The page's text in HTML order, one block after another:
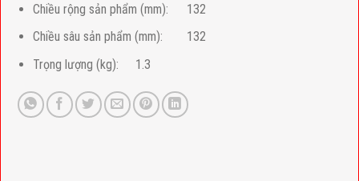
Chiều rộng sản phẩm (mm):
132
Chiều sâu sản phẩm (mm):
132
Trọng lượng (kg):
1.3